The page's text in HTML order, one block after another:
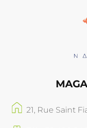
21, Rue Saint